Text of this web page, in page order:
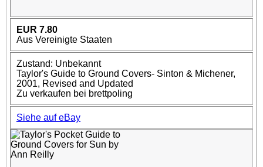
EUR 7.80
Aus Vereinigte Staaten
Zustand: Unbekannt
Taylor's Guide to Ground Covers- Sinton & Michener,
2001, Revised and Updated
Zu verkaufen bei brettpoling
Siehe auf eBay